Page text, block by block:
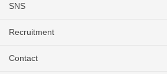
SNS
Recruitment
Contact